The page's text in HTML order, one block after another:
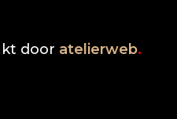
door atelierweb.